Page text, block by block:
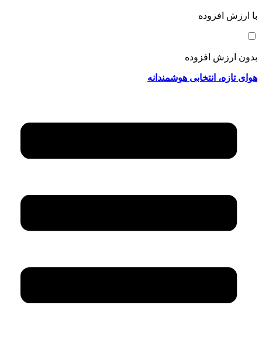
با ارزش افزوده
بدون ارزش افزوده
هوای تازه، انتخابی هوشمندانه